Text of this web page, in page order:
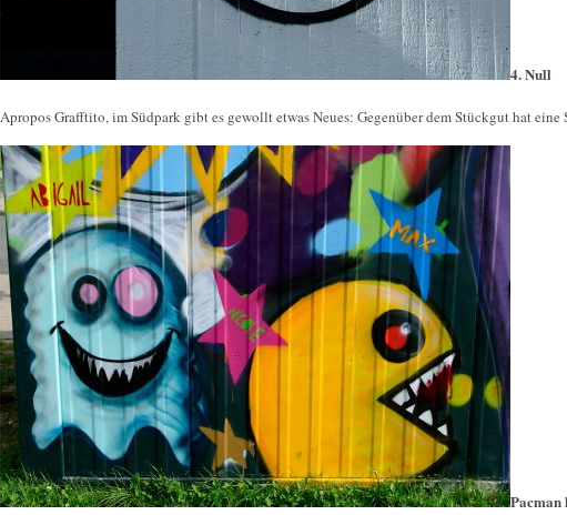
4. Null
Apropos Grafftito, im Südpark gibt es gewollt etwas Neues: Gegenüber dem Stückgut hat
Pacman